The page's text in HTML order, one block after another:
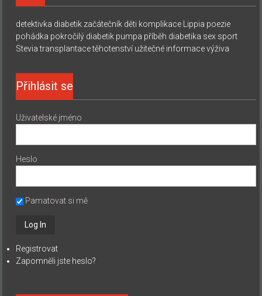
detektivka diabetik začátečník děti komplikace Lippia poezie
pohádka pokročilý diabetik pumpa příběh diabetika sex sport
Stevia transplantace těhotenství užitečné informace výživa
Přihlásit se
Uživatelské jméno
Heslo
Pamatovat si mě
Registrovat
Zapomněli jste heslo?